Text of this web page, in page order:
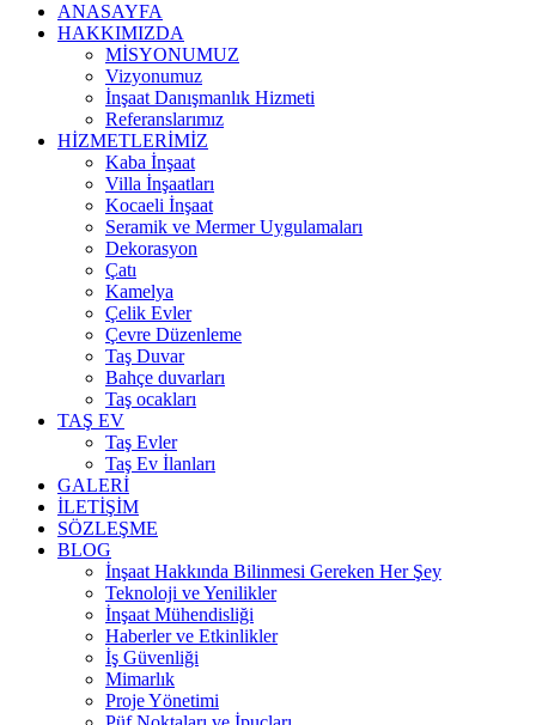
ANASAYFA
HAKKIMIZDA
MİSYONUMUZ
Vizyonumuz
İnşaat Danışmanlık Hizmeti
Referanslarımız
HİZMETLERİMİZ
Kaba İnşaat
Villa İnşaatları
Kocaeli İnşaat
Seramik ve Mermer Uygulamaları
Dekorasyon
Çatı
Kamelya
Çelik Evler
Çevre Düzenleme
Taş Duvar
Bahçe duvarları
Taş ocakları
TAŞ EV
Taş Evler
Taş Ev İlanları
GALERİ
İLETİŞİM
SÖZLEŞME
BLOG
İnşaat Hakkında Bilinmesi Gereken Her Şey
Teknoloji ve Yenilikler
İnşaat Mühendisliği
Haberler ve Etkinlikler
İş Güvenliği
Mimarlık
Proje Yönetimi